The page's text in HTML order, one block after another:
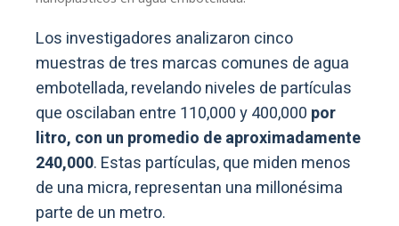
Los investigadores analizaron cinco
muestras de tres marcas comunes de agua
embotellada, revelando niveles de partículas
que oscilaban entre 110,000 y 400,000 por
litro, con un promedio de aproximadamente
240,000. Estas partículas, que miden menos
de una micra, representan una millonésima
parte de un metro.